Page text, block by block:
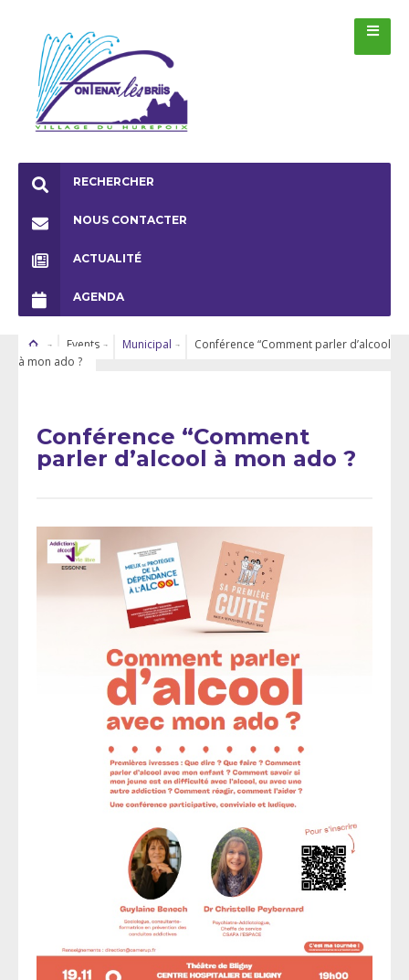
RECHERCHER
NOUS CONTACTER
ACTUALITÉ
AGENDA
Events Municipal
Conférence “Comment parler d’alcool
à mon ado ?
Conférence “Comment
parler d’alcool à mon ado ?